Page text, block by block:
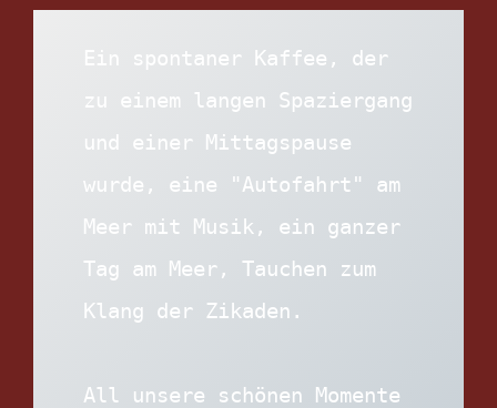
Ein spontaner Kaffee, der
zu einem langen Spaziergang
und einer Mittagspause
wurde, eine "Autofahrt" am
Meer mit Musik, ein ganzer
Tag am Meer, Tauchen zum
Klang der Zikaden.
All unsere schönen Momente